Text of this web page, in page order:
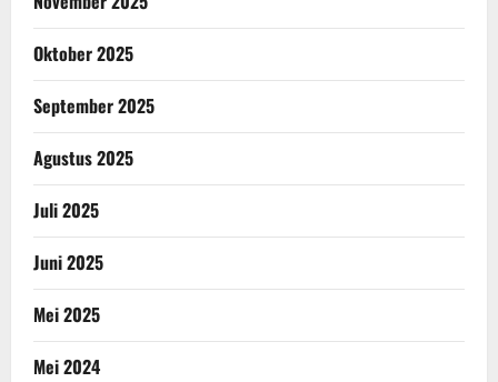
Oktober 2025
September 2025
Agustus 2025
Juli 2025
Juni 2025
Mei 2025
Mei 2024